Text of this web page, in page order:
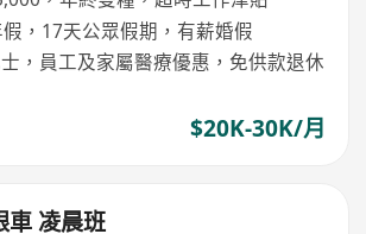
，17天公眾假期，有薪婚假
，員工及家屬醫療優惠，免供款退休
$20K-30K/月
車 凌晨班